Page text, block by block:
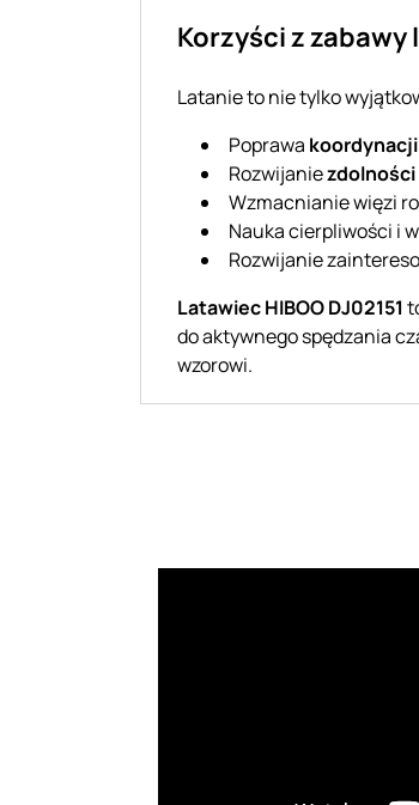
Korzyści z zabawy
Latanie to nie tylko
Poprawa
Rozwijanie
Wzmacnianie więzi
Nauka cierpliwości i
Rozwijanie
Latawiec HIBOO DJ02151
do aktywnego spędzania
wzorowi.